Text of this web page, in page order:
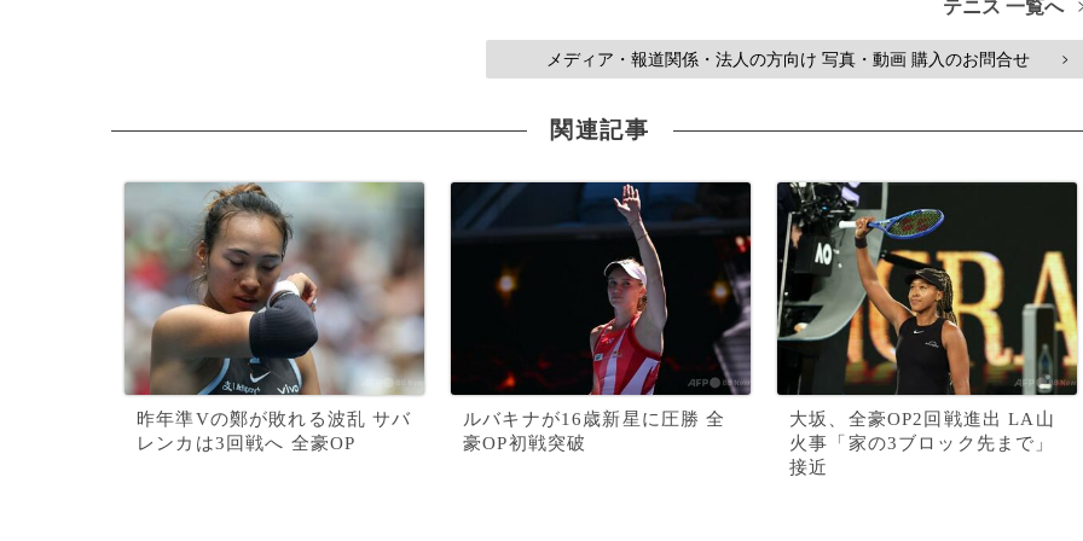
テニス 一覧へ
メディア・報道関係・法人の方向け 写真・動画 購入のお問合せ >
関連記事
昨年準Vの鄭が敗れる波乱 サバ
レンカは3回戦へ 全豪OP
ルバキナが16歳新星に圧勝 全
豪OP初戦突破
大坂、全豪OP2回戦進出 LA山
火事「家の3ブロック先まで」
接近